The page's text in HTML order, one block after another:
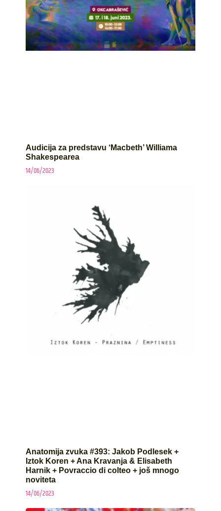
Audicija za predstavu ‘Macbeth’ Williama
Shakespearea
14/06/2023
Anatomija zvuka #393: Jakob Podlesek +
Iztok Koren + Ana Kravanja & Elisabeth
Harnik + Povraccio di colteo + još mnogo
noviteta
14/06/2023